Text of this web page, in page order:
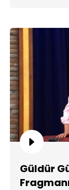
Güldür